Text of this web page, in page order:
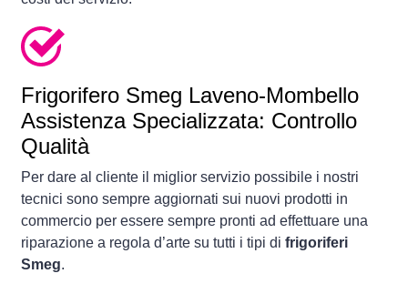
Frigorifero Smeg Laveno-Mombello
Assistenza Specializzata: Controllo
Qualità
Per dare al cliente il miglior servizio possibile i nostri
tecnici sono sempre aggiornati sui nuovi prodotti in
commercio per essere sempre pronti ad effettuare una
riparazione a regola d’arte su tutti i tipi di frigoriferi
Smeg.